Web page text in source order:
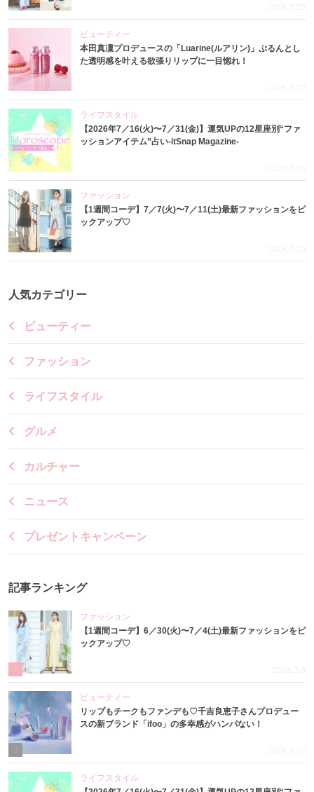
2026.7.23
ビューティー
本田真凜プロデュースの「Luarine(ルアリン)」ぷるんとし
た透明感を叶える欲張りリップに一目惚れ！
2026.7.22
ライフスタイル
【2026年7／16(火)〜7／31(金)】運気UPの12星座別“ファ
ッションアイテム”占い-itSnap Magazine-
2026.7.16
ファッション
【1週間コーデ】7／7(火)〜7／11(土)最新ファッションをピ
ックアップ♡
2026.7.15
人気カテゴリー
ビューティー
ファッション
ライフスタイル
グルメ
カルチャー
ニュース
プレゼントキャンペーン
記事ランキング
ファッション
【1週間コーデ】6／30(火)〜7／4(土)最新ファッションをピ
ックアップ♡
2026.7.8
ビューティー
リップもチークもファンデも♡千吉良恵子さんプロデュー
スの新ブランド「ifoo」の多幸感がハンパない！
2026.7.10
ライフスタイル